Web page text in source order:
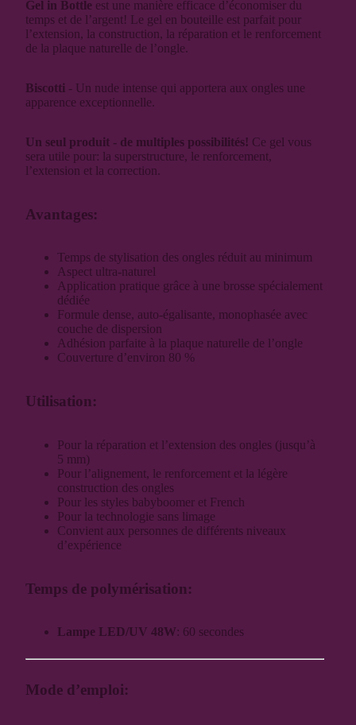
Gel in Bottle est une manière efficace d’économiser du
temps et de l’argent! Le gel en bouteille est parfait pour
l’extension, la construction, la réparation et le renforcement
de la plaque naturelle de l’ongle.
Biscotti - Un nude intense qui apportera aux ongles une
apparence exceptionnelle.
Un seul produit - de multiples possibilités! Ce gel vous
sera utile pour: la superstructure, le renforcement,
l’extension et la correction.
Avantages:
Temps de stylisation des ongles réduit au minimum
Aspect ultra-naturel
Application pratique grâce à une brosse spécialement
dédiée
Formule dense, auto-égalisante, monophasée avec
couche de dispersion
Adhésion parfaite à la plaque naturelle de l’ongle
Couverture d’environ 80 %
Utilisation:
Pour la réparation et l’extension des ongles (jusqu’à
5 mm)
Pour l’alignement, le renforcement et la légère
construction des ongles
Pour les styles babyboomer et French
Pour la technologie sans limage
Convient aux personnes de différents niveaux
d’expérience
Temps de polymérisation:
Lampe LED/UV 48W: 60 secondes
Mode d’emploi: